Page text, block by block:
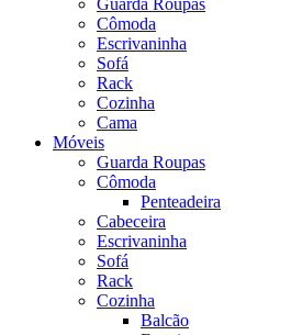
Guarda Roupas
Cômoda
Escrivaninha
Sofá
Rack
Cozinha
Cama
Móveis
Guarda Roupas
Cômoda
Penteadeira
Cabeceira
Escrivaninha
Sofá
Rack
Cozinha
Balcão